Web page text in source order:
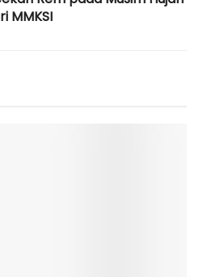
MMKSI